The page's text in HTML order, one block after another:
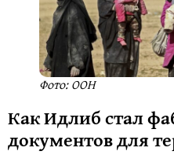
Фото: ООН
Как Идлиб стал
документов для